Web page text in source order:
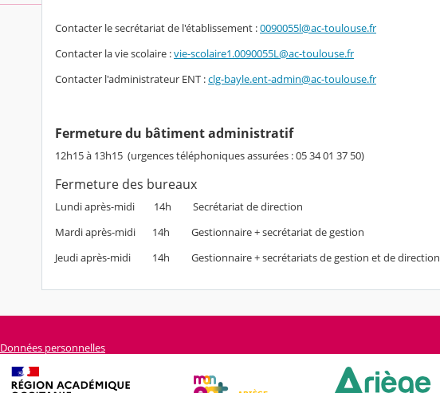
Contacter le secrétariat de l'établissement :0090055l@ac-toulouse.fr
Contacter la vie scolaire :vie-scolaire1.0090055L@ac-toulouse.fr
Contacter l'administrateur ENT :clg-bayle.ent-admin@ac-toulouse.fr
Fermeture du bâtiment administratif
12h15 à 13h15 (urgences téléphoniques assurées : 05 34 01 37 50)
Fermeture des bureaux
Lundi après-midi 14h Secrétariat de direction
Mardi après-midi 14h Gestionnaire + secrétariat de gestion
Jeudi après-midi 14h Gestionnaire + secrétariats de gestion et de direction
Données personnelles